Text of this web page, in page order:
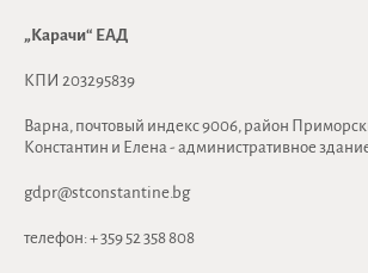
„Карачи“ ЕАД
КПИ 203295839
Варна, почтовый индекс 9006, район
Константин и Елена - административное
gdpr@stconstantine.bg
телефон: + 359 52 358 808